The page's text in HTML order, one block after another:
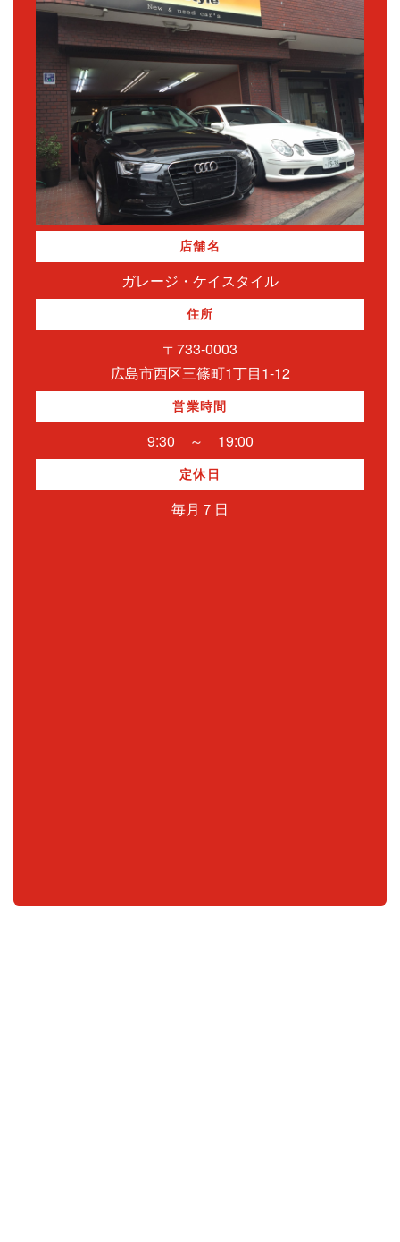
店舗名
ガレージ・ケイスタイル
住所
〒733-0003
広島市西区三篠町1丁目1-12
営業時間
9:30 ～ 19:00
定休日
毎月７日